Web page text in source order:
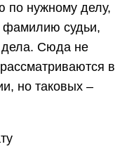
по нужному делу,
фамилию судьи,
дела. Сюда не
в
но таковых –